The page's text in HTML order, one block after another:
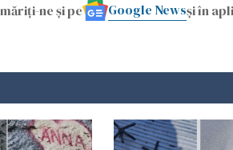
ne și pe Google Newsși în